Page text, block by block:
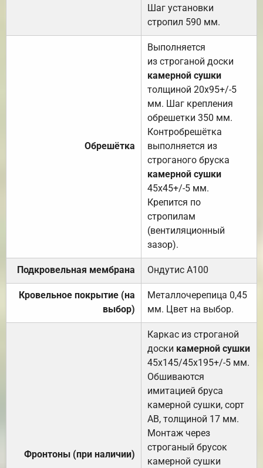
Шаг установки
стропил 590 мм.
Обрешётка
Выполняется
из строганой доски
камерной сушки
толщиной 20х95+/-5
мм. Шаг крепления
обрешетки 350 мм.
Контробрешётка
выполняется из
строганого бруска
камерной сушки
45х45+/-5 мм.
Крепится по
стропилам
(вентиляционный
зазор).
Подкровельная мембрана Ондутис А100
Кровельное покрытие (на
выбор)
Металлочерепица 0,45
мм. Цвет на выбор.
Фронтоны (при наличии)
Каркас из строганой
доски камерной сушки
45х145/45х195+/-5 мм.
Обшиваются
имитацией бруса
камерной сушки, сорт
АВ, толщиной 17 мм.
Монтаж через
строганый брусок
камерной сушки